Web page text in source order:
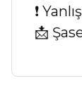
❗
📩